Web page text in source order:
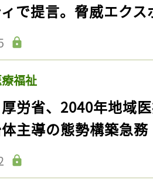
で提言。脅威エク
福祉
厚労省、2040年地域
主導の態勢構築急務
をお気に入りに
ログインが必